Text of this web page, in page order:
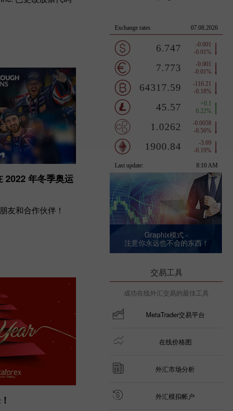
2022 年冬季奥运
友和合作伙伴！
Graphix模式 -
注意你永远也不会的东西！
交易工具
成功在线外汇交易的最佳工具
MetaTrader交易平台
在线价格图
外汇市场分析
外汇模拟帐户